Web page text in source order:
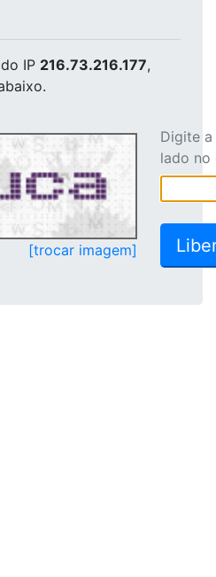
do IP 216.73.216.177,
[trocar imagem]
Digite
lado no